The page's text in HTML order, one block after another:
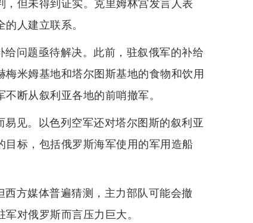
但未得到证实。克里姆林宫发言人表
人建立联系。
问题亟待解决。此前，驻叙俄军的补给
米姆基地和塔尔图斯基地的食物和饮用
断从叙利亚各地的前哨撤军。
见。以色列空军还对塔尔图斯的叙利亚
标，包括俄罗斯海军使用的军用造船
方媒体普遍猜测，主力部队可能会撤
对俄罗斯而言压力巨大。